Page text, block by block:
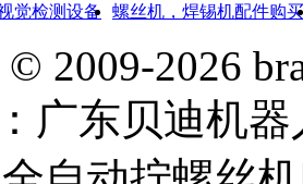
觉检测设备 螺丝机，焊锡机配件购买
© 2009-2026
广东贝迪机